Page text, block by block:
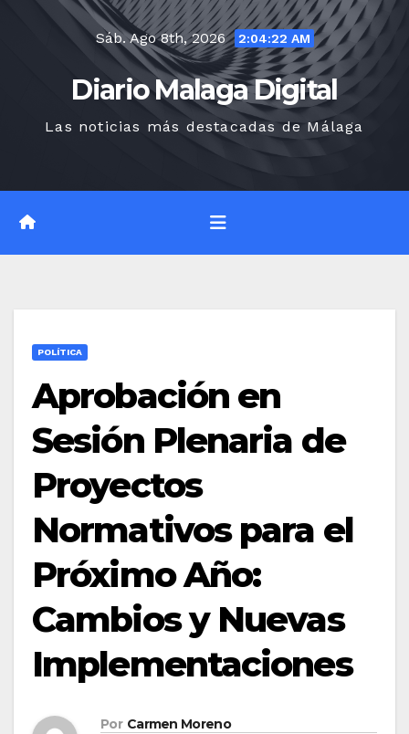
Sáb. Ago 8th, 2026 2:04:23 AM
Diario Malaga Digital
Las noticias más destacadas de Málaga
POLÍTICA
Aprobación en
Sesión Plenaria de
Proyectos
Normativos para el
Próximo Año:
Cambios y Nuevas
Implementaciones
Por Carmen Moreno